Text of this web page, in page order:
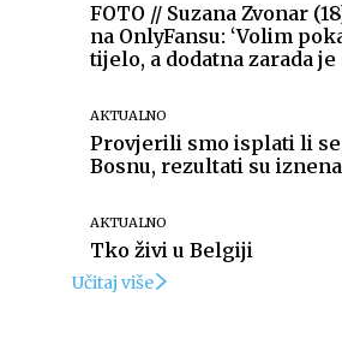
FOTO // Suzana Zvonar
na OnlyFansu: ‘Volim
tijelo, a dodatna zarada je
AKTUALNO
Provjerili smo isplati li
Bosnu, rezultati su
AKTUALNO
Tko živi u Belgiji
Učitaj više